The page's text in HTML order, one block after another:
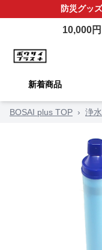
防災グッズ
10,000
新着商品
BOSAI plus TOP › 浄